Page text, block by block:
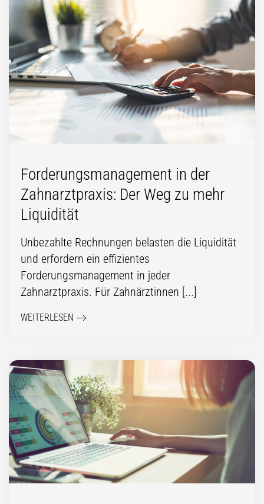
Forderungs­management in der
Zahnarztpraxis: Der Weg zu mehr
Liquidität
Unbezahlte Rechnungen belasten die Liquidität
und erfordern ein effizientes
Forderungsmanagement in jeder
Zahnarztpraxis. Für Zahnärztinnen [...]
WEITERLESEN